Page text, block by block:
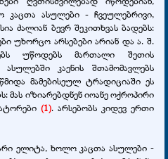
კაცთა ასულები - ჩვეულებრივი,
ძალიან ბევრ შეკითხვას ბადებს:
უხორცო არსებები არიან და ა. შ.
უწოდებს მართალი შეთის
კაენის შთამომავლებს
მამებისეულ ტრადიციაში ეს
იზიარებდნენ იოანე ოქროპირი
(1). არსებობს კიდევ ერთი
ელიტა, ხოლო კაცთა ასულები -